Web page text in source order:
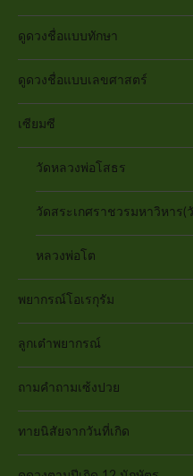
ดูดวงชื่อแบบทักษา
ดูดวงชื่อแบบเลขศาสตร์
เซียมซี
วัดหลวงพ่อโสธร
วัดสระเกศราชวรมหาวิหาร(
หลวงพ่อโต
พยากรณ์โอเรกุรัม
ลูกเต๋าพยากรณ์
ถามคำถามเซ้งปวย
ทายนิสัยจากวันที่เกิด